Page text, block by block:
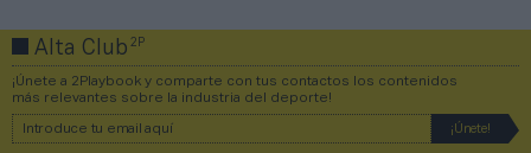
Alta Club2P
¡Únete a 2Playbook y comparte con tus contactos los contenidos
más relevantes sobre la industria del deporte!